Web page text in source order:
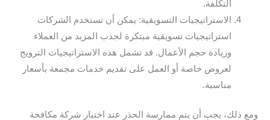
التكلفة.
الاستراتيجيات التسويقية: يمكن أن تستخدم الشركات
استراتيجيات تسويقية مبتكرة لجذب المزيد من العملاء
وزيادة حجم الأعمال. قد تشمل هذه الاستراتيجيات الترويج
لعروض خاصة أو العمل على تقديم خدمات مجمعة بأسعار
مناسبة.
ومع ذلك، يجب أن يتم ممارسة الحذر عند اختيار شركة مكافحة